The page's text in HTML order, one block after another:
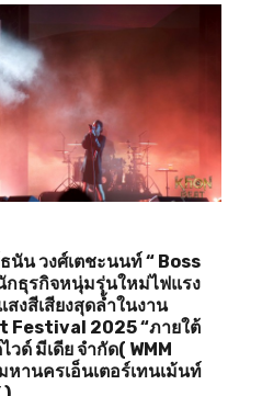
น วงศ์เตชะนนท์ “ Boss
กธุรกิจหนุ่มรุ่นใหม่ไฟแรง
สงสีเสียงสุดล้ำในงาน
Festival 2025 “ภายใต้
วด์ มีเดีย จำกัด( WMM
หานครเอ็นเตอร์เทนเม้นท์